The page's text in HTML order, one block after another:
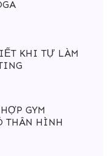
KHI TỰ LÀM
GYM
THÂN HÌNH